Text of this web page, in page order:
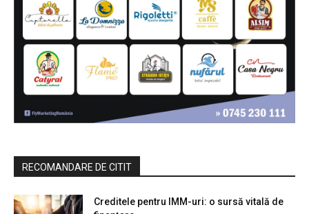
RECOMANDARE DE CITIT
Creditele pentru IMM-uri: o sursă vitală de